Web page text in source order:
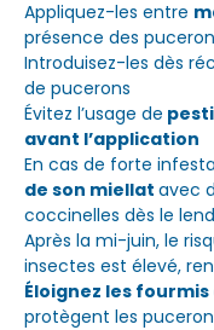
Appliquez-les entre
présence des
Introduisez-les dès
de pucerons
Évitez l’usage de
avant l’application
En cas de forte
de son miellat avec
coccinelles dès le
Après la mi-juin, le
insectes est élevé,
Éloignez les
protègent les